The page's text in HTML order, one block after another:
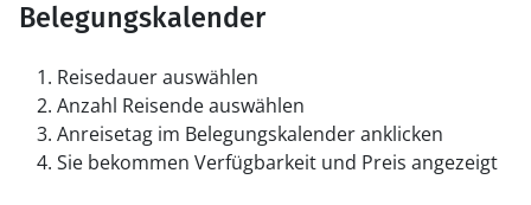
Belegungskalender
Reisedauer auswählen
Anzahl Reisende auswählen
Anreisetag im Belegungskalender anklicken
Sie bekommen Verfügbarkeit und Preis angezeigt